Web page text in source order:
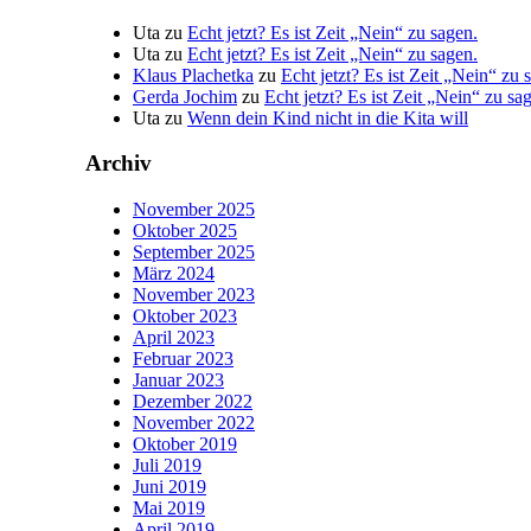
Uta zu Echt jetzt? Es ist Zeit „Nein“ zu sagen.
Uta zu Echt jetzt? Es ist Zeit „Nein“ zu sagen.
Klaus Plachetka zu Echt jetzt? Es ist Zeit „Nein“ zu
Gerda Jochim zu Echt jetzt? Es ist Zeit „Nein“ zu
Uta zu Wenn dein Kind nicht in die Kita will
Archiv
November 2025
Oktober 2025
September 2025
März 2024
November 2023
Oktober 2023
April 2023
Februar 2023
Januar 2023
Dezember 2022
November 2022
Oktober 2019
Juli 2019
Juni 2019
Mai 2019